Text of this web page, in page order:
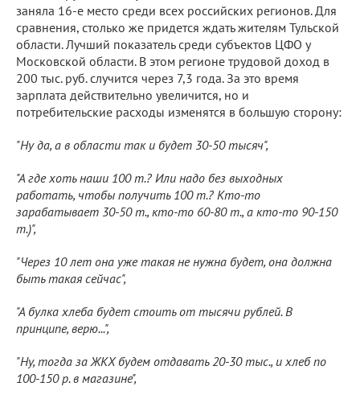
заняла 16-е место среди всех российских регионов. Для
сравнения, столько же придется ждать жителям Тульской
области. Лучший показатель среди субъектов ЦФО у
Московской области. В этом регионе трудовой доход в
200 тыс. руб. случится через 7,3 года. За это время
зарплата действительно увеличится, но и
потребительские расходы изменятся в большую сторону:
"Ну да, а в области так и будет 30-50 тысяч",
"А где хоть наши 100 т.? Или надо без выходных
работать, чтобы получить 100 т.? Кто-то
зарабатывает 30-50 т., кто-то 60-80 т., а кто-то 90-150
т.)",
"Через 10 лет она уже такая не нужна будет, она должна
быть такая сейчас",
"А булка хлеба будет стоить от тысячи рублей. В
принципе, верю...",
"Ну, тогда за ЖКХ будем отдавать 20-30 тыс., и хлеб по
100-150 р. в магазине",